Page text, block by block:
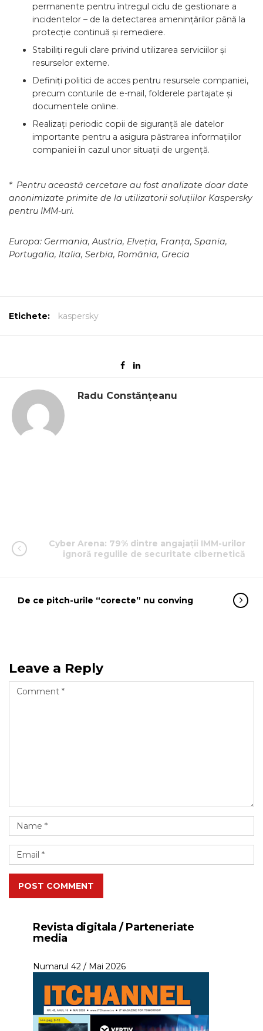
permanente pentru întregul ciclu de gestionare a
incidentelor – de la detectarea amenințărilor până la
protecție continuă și remediere.
Stabiliți reguli clare privind utilizarea serviciilor și
resurselor externe.
Definiți politici de acces pentru resursele companiei,
precum conturile de e-mail, folderele partajate și
documentele online.
Realizați periodic copii de siguranță ale datelor
importante pentru a asigura păstrarea informațiilor
companiei în cazul unor situații de urgență.
* Pentru această cercetare au fost analizate doar date
anonimizate primite de la utilizatorii soluțiilor Kaspersky
pentru IMM-uri.
Europa: Germania, Austria, Elveția, Franța, Spania,
Portugalia, Italia, Serbia, România, Grecia
Etichete: kaspersky
Radu Constănțeanu
Cyber Arena: 79% dintre angajații IMM-urilor
ignoră regulile de securitate cibernetică
De ce pitch-urile “corecte” nu conving
Leave a Reply
POST COMMENT
Revista digitala / Parteneriate
media
Numarul 42 / Mai 2026